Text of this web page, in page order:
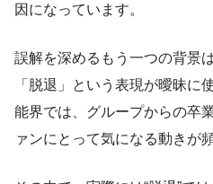
因になっています。
誤解を深めるもう一つの背景
「脱退」という表現が曖昧に
能界では、グループからの卒
ァンにとって気になる動きが